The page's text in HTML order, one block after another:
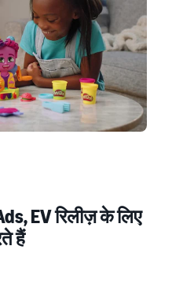
EV रिलीज़ के लिए
हैं